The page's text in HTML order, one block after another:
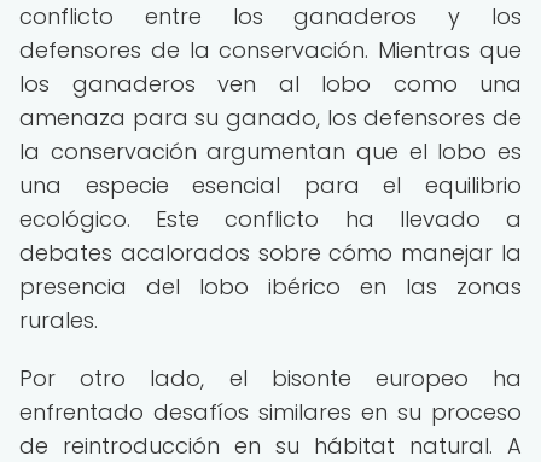
conflicto entre los ganaderos y los
defensores de la conservación. Mientras que
los ganaderos ven al lobo como una
amenaza para su ganado, los defensores de
la conservación argumentan que el lobo es
una especie esencial para el equilibrio
ecológico. Este conflicto ha llevado a
debates acalorados sobre cómo manejar la
presencia del lobo ibérico en las zonas
rurales.
Por otro lado, el bisonte europeo ha
enfrentado desafíos similares en su proceso
de reintroducción en su hábitat natural. A